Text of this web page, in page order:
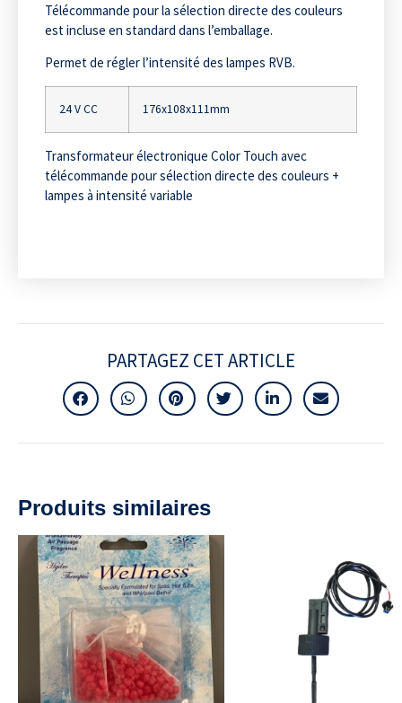
Télécommande pour la sélection directe des couleurs
est incluse en standard dans l’emballage.
Permet de régler l’intensité des lampes RVB.
24 V CC 176x108x111mm
Transformateur électronique Color Touch avec
télécommande pour sélection directe des couleurs +
lampes à intensité variable
PARTAGEZ CET ARTICLE
Produits similaires